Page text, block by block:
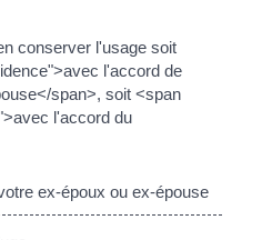
conserver l'usage soit
l'accord de
span>, soit <span
l'accord du
ex-époux ou ex-épouse